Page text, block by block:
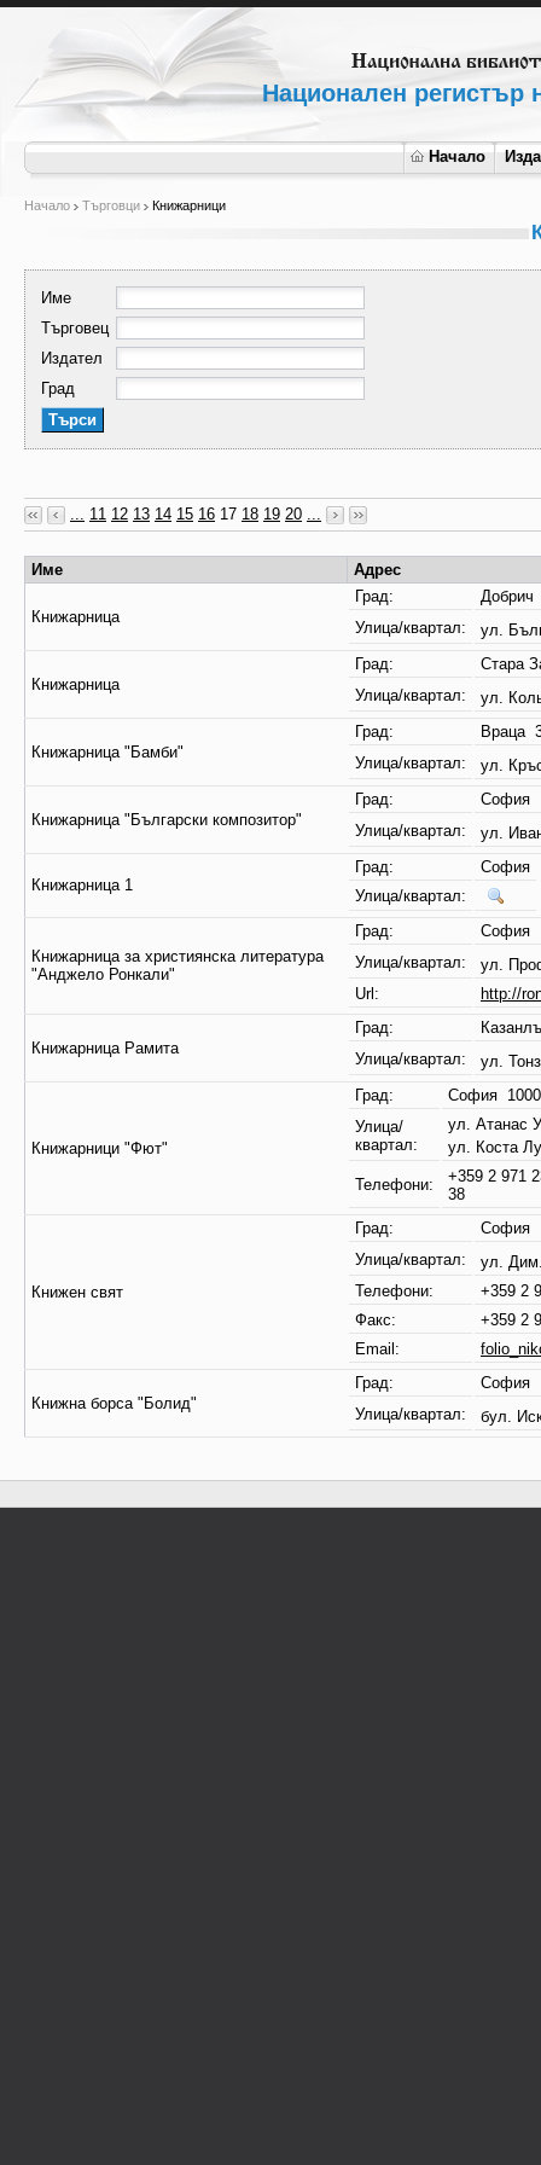
Национален регистър
Начало
Начало Търговци Книжарници
Име
Търговец
Издател
Град
... 11 12 13 14 15 16 17 18 19 20 ...
Име Адрес
Книжарница
Град:
Добрич
Улица/квартал:
ул.
Книжарница
Град:
Стара
Улица/квартал:
ул.
Книжарница "Бамби"
Град:
Враца
Улица/квартал:
ул.
Книжарница "Български композитор"
Град:
София
Улица/квартал:
ул.
Книжарница 1
Град:
София
Улица/квартал:
Книжарница за християнска литература
"Анджело Ронкали"
Град:
София
Улица/квартал:
ул.
Url:
http://
Книжарница Рамита
Град:
Улица/квартал:
ул.
Книжарници "Фют"
Град:
София 1000
Улица/
квартал:
ул. Атанас
ул. Коста
Телефони:
+359 2 971
38
Книжен свят
Град:
София
Улица/квартал:
ул.
Телефони:
+359 2
Факс:
+359 2
Email:
Книжна борса "Болид"
Град:
София
Улица/квартал:
бул.